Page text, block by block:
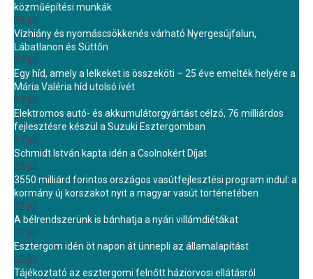
közműépítési munkák
28 júl.
Vízhiány és nyomáscsökkenés várható Nyergesújfalun,
Lábatlanon és Süttőn
27 júl.
Egy híd, amely a lelkeket is összeköti – 25 éve emelték helyére a
Mária Valéria híd utolsó ívét
27 júl.
Elektromos autó- és akkumulátorgyártást célzó, 76 milliárdos
fejlesztésre készül a Suzuki Esztergomban
27 júl.
Schmidt István kapta idén a Csolnokért Díjat
23 júl.
3550 milliárd forintos országos vasútfejlesztési program indul: a
kormány új korszakot nyit a magyar vasút történetében
22 júl.
A bélrendszerünk is bánhatja a nyári villámdiétákat
22 júl.
Esztergom idén öt napon át ünnepli az államalapítást
22 júl.
Tájékoztató az esztergomi felnőtt háziorvosi ellátásról